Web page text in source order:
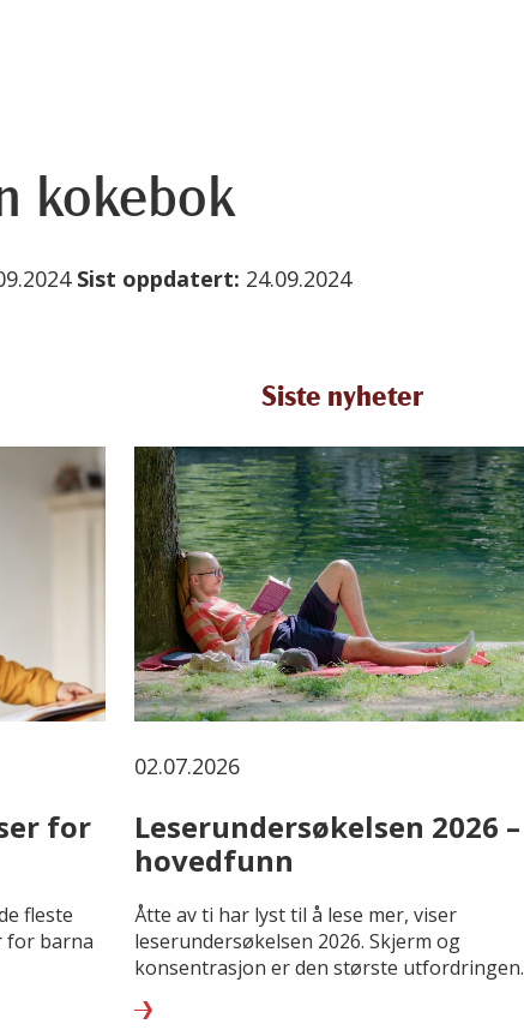
kokebok
Sist oppdatert: 24.09.2024
Siste nyheter
for
fleste
for barna
02.07.2026
Leserundersøkelsen 2026 –
hovedfunn
Åtte av ti har lyst til å lese mer, viser
leserundersøkelsen 2026. Skjerm og
konsentrasjon er den største utfordringen.